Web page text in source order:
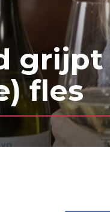
grijpt
fles